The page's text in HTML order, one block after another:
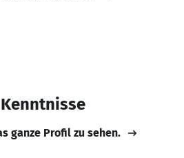
ganze Profil zu sehen.